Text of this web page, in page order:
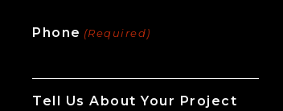
Phone (Required)
Tell Us About Your Project